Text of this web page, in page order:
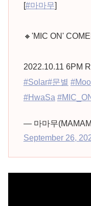
[#마마무]
🔸'MIC ON'
2022.10.11 6PM
#Solar#문별
#HwaSa
— 마마무
September 26,